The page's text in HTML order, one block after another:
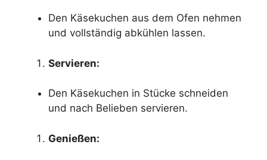
Den Käsekuchen aus dem Ofen nehmen
und vollständig abkühlen lassen.
Servieren:
Den Käsekuchen in Stücke schneiden
und nach Belieben servieren.
Genießen: